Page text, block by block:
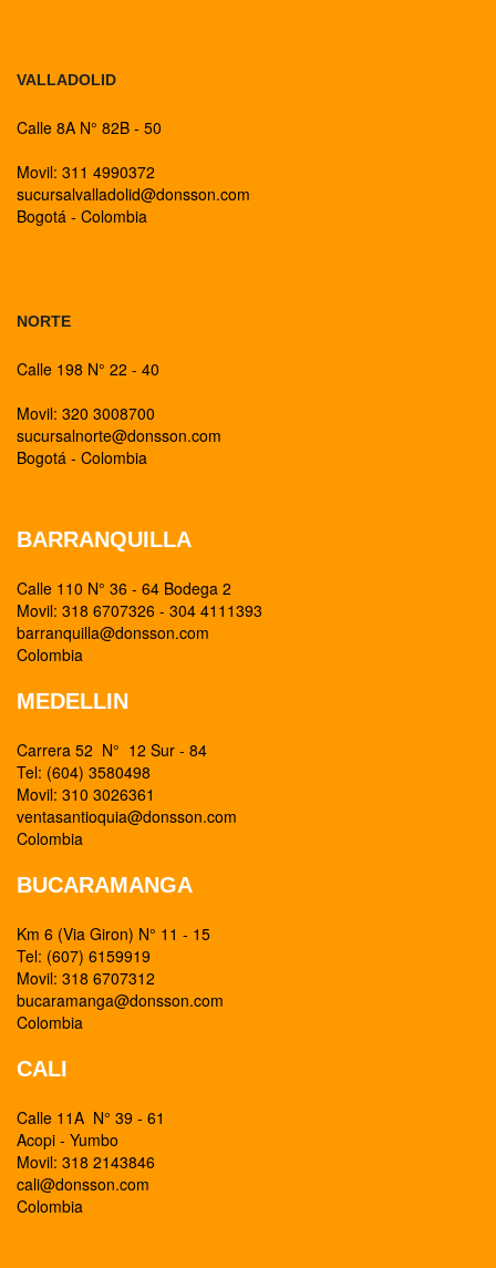
VALLADOLID
Calle 8A N° 82B - 50
Movil: 311 4990372
sucursalvalladolid@donsson.com
Bogotá - Colombia
NORTE
Calle 198 N° 22 - 40
Movil: 320 3008700
sucursalnorte@donsson.com
Bogotá - Colombia
BARRANQUILLA
Calle 110 N° 36 - 64 Bodega 2
Movil: 318 6707326 - 304 4111393
barranquilla@donsson.com
Colombia
MEDELLIN
Carrera 52 N° 12 Sur - 84
Tel: (604) 3580498
Movil: 310 3026361
ventasantioquia@donsson.com
Colombia
BUCARAMANGA
Km 6 (Via Giron) N° 11 - 15
Tel: (607) 6159919
Movil: 318 6707312
bucaramanga@donsson.com
Colombia
CALI
Calle 11A N° 39 - 61
Acopi - Yumbo
Movil: 318 2143846
cali@donsson.com
Colombia